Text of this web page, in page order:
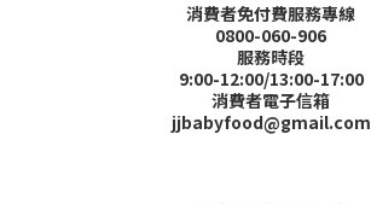
消費者免付費服務專線
0800-060-906
服務時段
9:00-12:00/13:00-17:00
消費者電子信箱
jjbabyfood@gmail.com